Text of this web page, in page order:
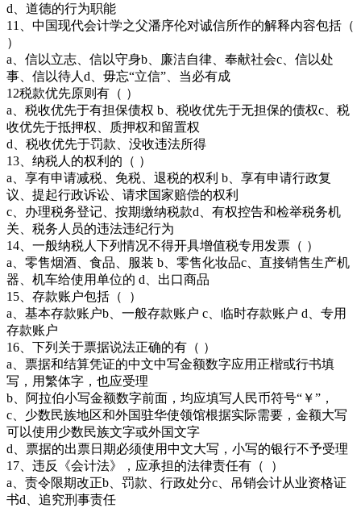
d、道德的行为职能
11、中国现代会计学之父潘序伦对诚信所作的解释内容包括（
）
a、信以立志、信以守身b、廉洁自律、奉献社会c、信以处
事、信以待人d、毋忘“立信”、当必有成
12税款优先原则有（ ）
a、税收优先于有担保债权 b、税收优先于无担保的债权c、税
收优先于抵押权、质押权和留置权
d、税收优先于罚款、没收违法所得
13、纳税人的权利的（ ）
a、享有申请减税、免税、退税的权利 b、享有申请行政复
议、提起行政诉讼、请求国家赔偿的权利
c、办理税务登记、按期缴纳税款d、有权控告和检举税务机
关、税务人员的违法违纪行为
14、一般纳税人下列情况不得开具增值税专用发票（ ）
a、零售烟酒、食品、服装 b、零售化妆品c、直接销售生产机
器、机车给使用单位的 d、出口商品
15、存款账户包括（ ）
a、基本存款账户b、一般存款账户 c、临时存款账户 d、专用
存款账户
16、下列关于票据说法正确的有（ ）
a、票据和结算凭证的中文中写金额数字应用正楷或行书填
写，用繁体字，也应受理
b、阿拉伯小写金额数字前面，均应填写人民币符号“￥”，
c、少数民族地区和外国驻华使领馆根据实际需要，金额大写
可以使用少数民族文字或外国文字
d、票据的出票日期必须使用中文大写，小写的银行不予受理
17、违反《会计法》，应承担的法律责任有（ ）
a、责令限期改正b、罚款、行政处分c、吊销会计从业资格证
书d、追究刑事责任